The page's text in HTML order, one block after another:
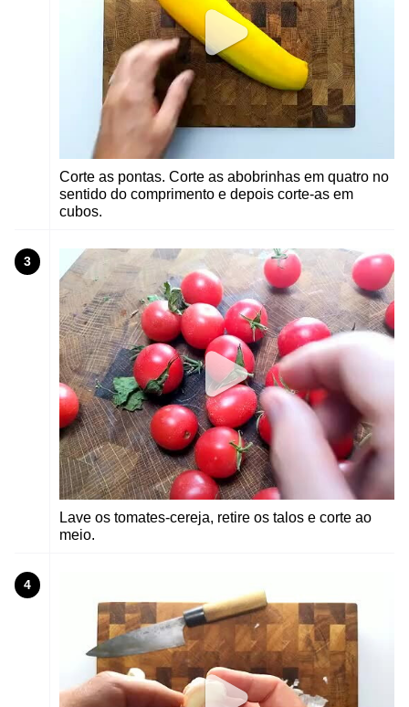
Corte as pontas. Corte as abobrinhas em quatro no
sentido do comprimento e depois corte-as em
cubos.
3
Lave os tomates-cereja, retire os talos e corte ao
meio.
4